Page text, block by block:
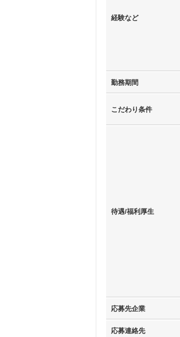
経験など
勤務期間
こだわり条件
待遇/福利厚生
応募先企業
応募連絡先